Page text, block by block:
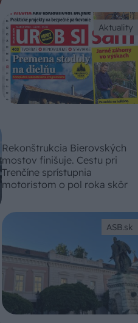
Aktuality
Rekonštrukcia Bierovských
mostov finišuje. Cestu pri
Trenčíne sprístupnia
motoristom o pol roka skôr
ASB.sk